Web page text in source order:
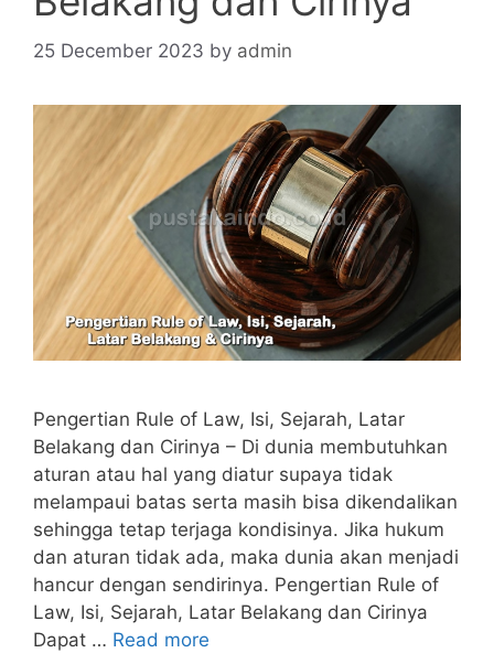
25 December 2023 by admin
Pengertian Rule of Law, Isi, Sejarah, Latar
Belakang dan Cirinya – Di dunia membutuhkan
aturan atau hal yang diatur supaya tidak
melampaui batas serta masih bisa dikendalikan
sehingga tetap terjaga kondisinya. Jika hukum
dan aturan tidak ada, maka dunia akan menjadi
hancur dengan sendirinya. Pengertian Rule of
Law, Isi, Sejarah, Latar Belakang dan Cirinya
Dapat … Read more